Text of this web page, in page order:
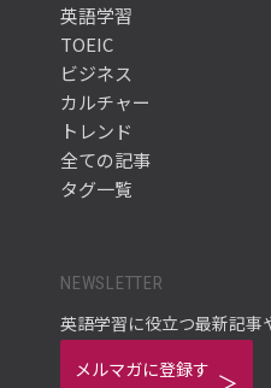
英語学習
TOEIC
ビジネス
カルチャー
トレンド
全ての記事
タグ一覧
NEWSLETTER
英語学習に役立つ最新記事
メルマガに登録す